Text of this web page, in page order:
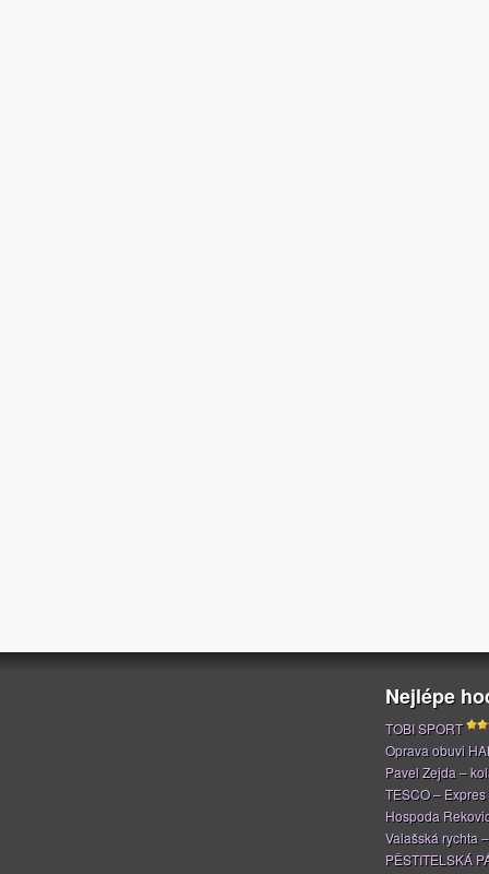
Nejlépe
TOBI SPORT
Oprava obuvi
Pavel Zejda –
TESCO – Expres
Hospoda
Valašská rychta
PĚSTITELSKÁ